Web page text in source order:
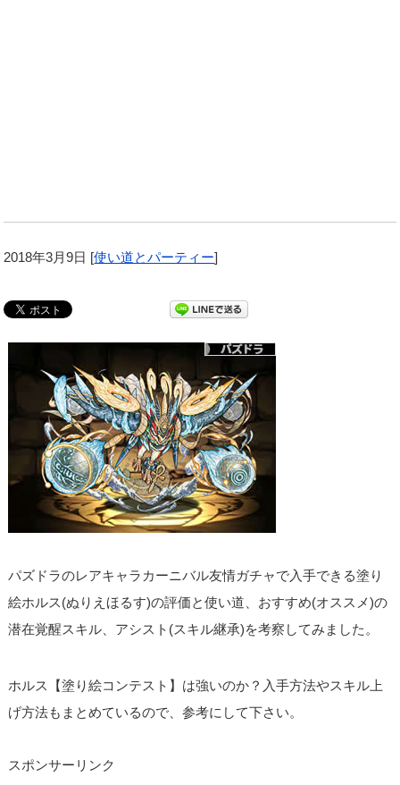
2018年3月9日 [使い道とパーティー]
パズドラのレアキャラカーニバル友情ガチャで入手できる塗り
絵ホルス(ぬりえほるす)の評価と使い道、おすすめ(オススメ)の
潜在覚醒スキル、アシスト(スキル継承)を考察してみました。
ホルス【塗り絵コンテスト】は強いのか？入手方法やスキル上
げ方法もまとめているので、参考にして下さい。
スポンサーリンク